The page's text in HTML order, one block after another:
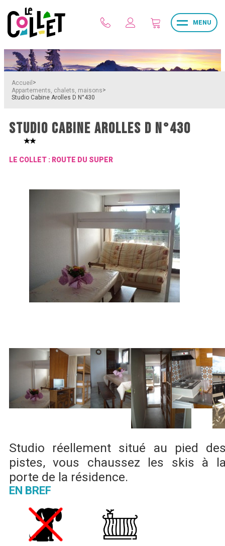
MENU
Accueil >
Appartements, chalets, maisons>
Studio Cabine Arolles D N°430
STUDIO CABINE AROLLES D N°430
LE COLLET : ROUTE DU SUPER
Studio réellement situé au pied
pistes, vous chaussez les skis à
porte de la résidence.
EN BREF